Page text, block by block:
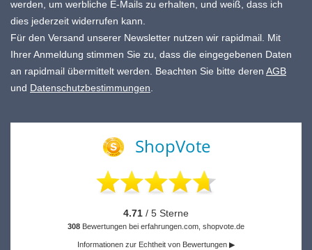
werden, um werbliche E-Mails zu erhalten, und weiß, dass ich
dies jederzeit widerrufen kann.
Für den Versand unserer Newsletter nutzen wir rapidmail. Mit
Ihrer Anmeldung stimmen Sie zu, dass die eingegebenen Daten
an rapidmail übermittelt werden. Beachten Sie bitte deren AGB
und Datenschutzbestimmungen.
ShopVote
4.71 / 5 Sterne
308 Bewertungen bei erfahrungen.com, shopvote.de
Informationen zur Echtheit von Bewertungen ▶